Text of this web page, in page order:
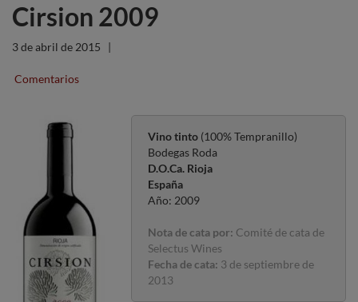
Cirsion 2009
3 de abril de 2015 |
Comentarios
Vino tinto (100% Tempranillo)
Bodegas Roda
D.O.Ca. Rioja
España
Año: 2009
Nota de cata por: Comité de cata de
Selectus Wines
Fecha de cata: 3 de septiembre de
2013